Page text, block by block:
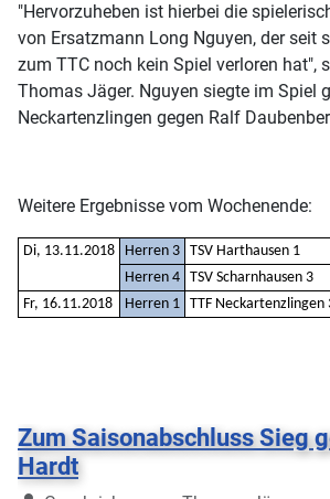
"Hervorzuheben ist hierbei die
von Ersatzmann Long Nguyen, der seit
zum TTC noch kein Spiel verloren hat",
Thomas Jäger. Nguyen siegte im Spiel
Neckartenzlingen gegen Ralf
Weitere Ergebnisse vom Wochenende:
Di, 13.11.2018 Herren 3 TSV Harthausen 1
Herren 4 TSV Scharnhausen 3
Fr, 16.11.2018
Herren 1 TTF Neckartenzlingen
Zum Saisonabschluss Sieg
Hardt